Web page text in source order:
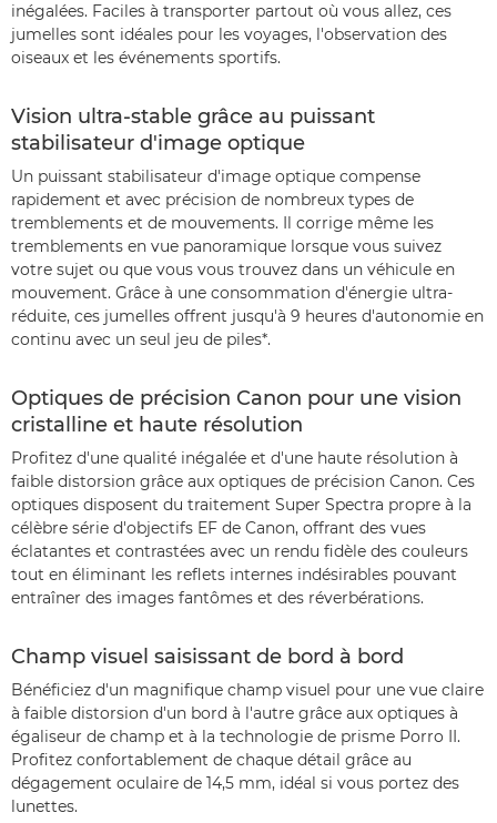
inégalées. Faciles à transporter partout où vous allez, ces
jumelles sont idéales pour les voyages, l'observation des
oiseaux et les événements sportifs.
Vision ultra-stable grâce au puissant
stabilisateur d'image optique
Un puissant stabilisateur d'image optique compense
rapidement et avec précision de nombreux types de
tremblements et de mouvements. Il corrige même les
tremblements en vue panoramique lorsque vous suivez
votre sujet ou que vous vous trouvez dans un véhicule en
mouvement. Grâce à une consommation d'énergie ultra-
réduite, ces jumelles offrent jusqu'à 9 heures d'autonomie en
continu avec un seul jeu de piles*.
Optiques de précision Canon pour une vision
cristalline et haute résolution
Profitez d'une qualité inégalée et d'une haute résolution à
faible distorsion grâce aux optiques de précision Canon. Ces
optiques disposent du traitement Super Spectra propre à la
célèbre série d'objectifs EF de Canon, offrant des vues
éclatantes et contrastées avec un rendu fidèle des couleurs
tout en éliminant les reflets internes indésirables pouvant
entraîner des images fantômes et des réverbérations.
Champ visuel saisissant de bord à bord
Bénéficiez d'un magnifique champ visuel pour une vue claire
à faible distorsion d'un bord à l'autre grâce aux optiques à
égaliseur de champ et à la technologie de prisme Porro II.
Profitez confortablement de chaque détail grâce au
dégagement oculaire de 14,5 mm, idéal si vous portez des
lunettes.